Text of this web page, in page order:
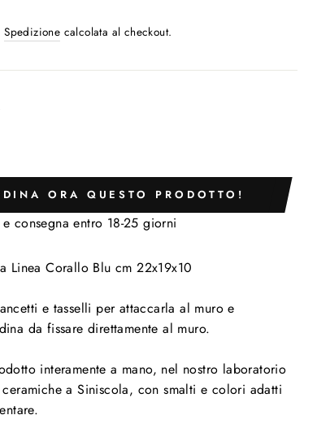
Spedizione calcolata al checkout.
ORA QUESTO PRODOTTO!
consegna entro 18-25 giorni
Linea Corallo Blu cm 22x19x10
e tasselli per attaccarla al muro e
da fissare direttamente al muro.
interamente a mano, nel nostro laboratorio
ceramiche a Siniscola, con smalti e colori adatti